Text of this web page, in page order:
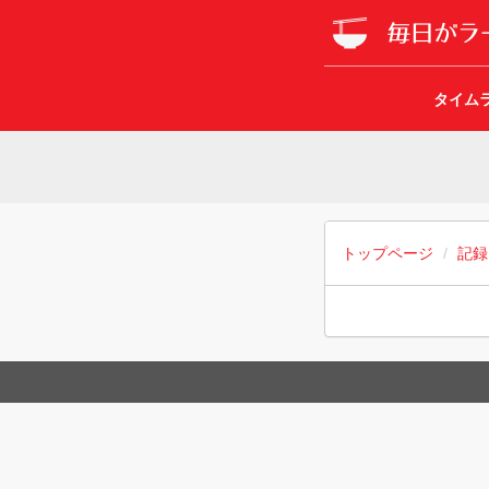
タイム
トップページ 記録